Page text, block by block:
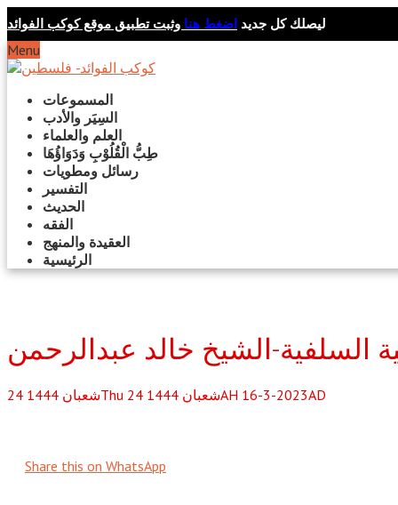
ليصلك كل جديد اضغط هنا وثبت تطبيق موقع كوكب الفوائد
Menu
المسموعات
السِيَر والأدب
العلم والعلماء
طِبُّ الْقُلُوْبِ وَدَوَاؤُهَا
رسائل ومطويات
التفسير
الحديث
الفقه
العقيدة والمنهج
الرئيسية
السلفية-الشيخ خالد عبدالرحمن
24 شعبان 1444 Thu 24 شعبان 1444AH 16-3-2023AD
Share this on WhatsApp